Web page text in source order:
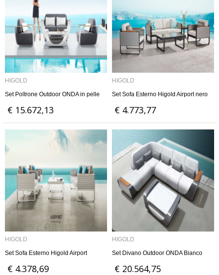
HIGOLD
Set Poltrone Outdoor ONDA in pelle
€ 15.672,13
HIGOLD
Set Sofa Esterno Higold Airport nero
€ 4.773,77
HIGOLD
Set Sofa Esterno Higold Airport
€ 4.378,69
HIGOLD
Set Divano Outdoor ONDA Bianco
€ 20.564,75